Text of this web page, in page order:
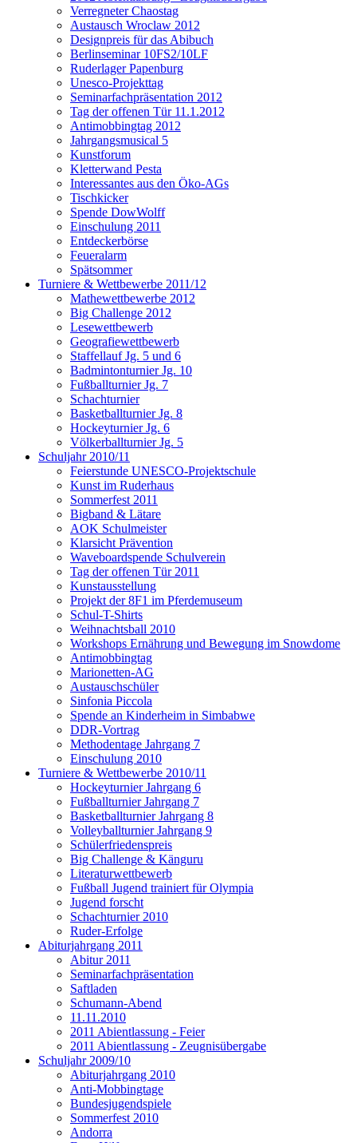
Verregneter Chaostag
Austausch Wroclaw 2012
Designpreis für das Abibuch
Berlinseminar 10FS2/10LF
Ruderlager Papenburg
Unesco-Projekttag
Seminarfachpräsentation 2012
Tag der offenen Tür 11.1.2012
Antimobbingtag 2012
Jahrgangsmusical 5
Kunstforum
Kletterwand Pesta
Interessantes aus den Öko-AGs
Tischkicker
Spende DowWolff
Einschulung 2011
Entdeckerbörse
Feueralarm
Spätsommer
Turniere & Wettbewerbe 2011/12
Mathewettbewerbe 2012
Big Challenge 2012
Lesewettbewerb
Geografiewettbewerb
Staffellauf Jg. 5 und 6
Badmintonturnier Jg. 10
Fußballturnier Jg. 7
Schachturnier
Basketballturnier Jg. 8
Hockeyturnier Jg. 6
Völkerballturnier Jg. 5
Schuljahr 2010/11
Feierstunde UNESCO-Projektschule
Kunst im Ruderhaus
Sommerfest 2011
Bigband & Lätare
AOK Schulmeister
Klarsicht Prävention
Waveboardspende Schulverein
Tag der offenen Tür 2011
Kunstausstellung
Projekt der 8F1 im Pferdemuseum
Schul-T-Shirts
Weihnachtsball 2010
Workshops Ernährung und Bewegung im Snowdome
Antimobbingtag
Marionetten-AG
Austauschschüler
Sinfonia Piccola
Spende an Kinderheim in Simbabwe
DDR-Vortrag
Methodentage Jahrgang 7
Einschulung 2010
Turniere & Wettbewerbe 2010/11
Hockeyturnier Jahrgang 6
Fußballturnier Jahrgang 7
Basketballturnier Jahrgang 8
Volleyballturnier Jahrgang 9
Schülerfriedenspreis
Big Challenge & Känguru
Literaturwettbewerb
Fußball Jugend trainiert für Olympia
Jugend forscht
Schachturnier 2010
Ruder-Erfolge
Abiturjahrgang 2011
Abitur 2011
Seminarfachpräsentation
Saftladen
Schumann-Abend
11.11.2010
2011 Abientlassung - Feier
2011 Abientlassung - Zeugnisübergabe
Schuljahr 2009/10
Abiturjahrgang 2010
Anti-Mobbingtage
Bundesjugendspiele
Sommerfest 2010
Andorra